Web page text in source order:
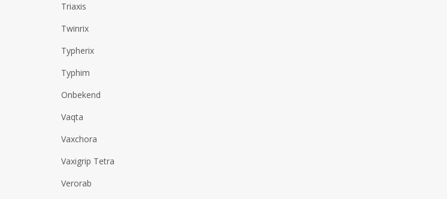
Triaxis
Twinrix
Typherix
Typhim
Onbekend
Vaqta
Vaxchora
Vaxigrip Tetra
Verorab